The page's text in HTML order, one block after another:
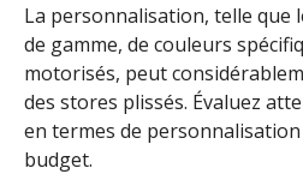
La personnalisation, telle que
de gamme, de couleurs
motorisés, peut
des stores plissés. Évaluez
en termes de
budget.